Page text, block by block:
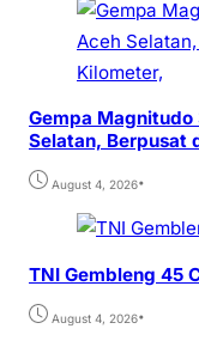
Gempa
Selatan, Berpusat
August 4, 2026•
TNI Gembleng 45
August 4, 2026•